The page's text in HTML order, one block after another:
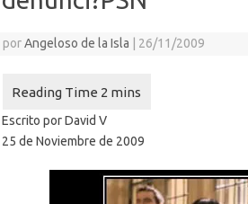
porAngeloso de la Isla 26/11/2009
Escrito por David V
25 de Noviembre de 2009